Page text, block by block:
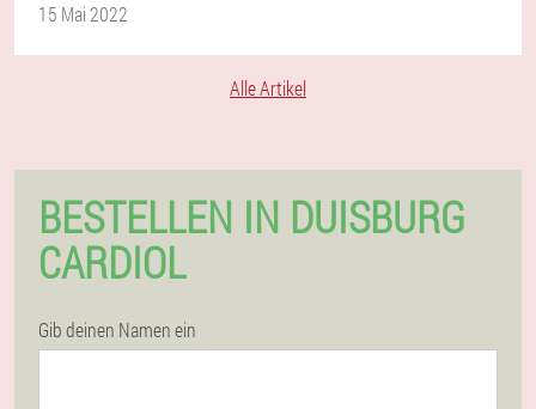
15 Mai 2022
Alle Artikel
BESTELLEN IN DUISBURG
CARDIOL
Gib deinen Namen ein